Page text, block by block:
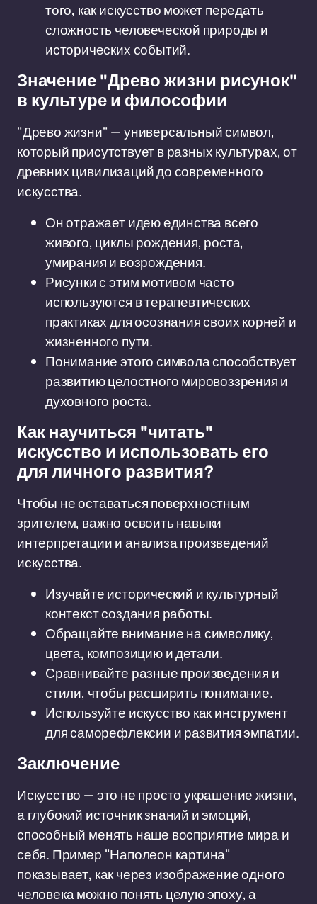
того, как искусство может передать
сложность человеческой природы и
исторических событий.
Значение "Древо жизни рисунок"
в культуре и философии
"Древо жизни" — универсальный символ,
который присутствует в разных культурах, от
древних цивилизаций до современного
искусства.
Он отражает идею единства всего
живого, циклы рождения, роста,
умирания и возрождения.
Рисунки с этим мотивом часто
используются в терапевтических
практиках для осознания своих корней и
жизненного пути.
Понимание этого символа способствует
развитию целостного мировоззрения и
духовного роста.
Как научиться "читать"
искусство и использовать его
для личного развития?
Чтобы не оставаться поверхностным
зрителем, важно освоить навыки
интерпретации и анализа произведений
искусства.
Изучайте исторический и культурный
контекст создания работы.
Обращайте внимание на символику,
цвета, композицию и детали.
Сравнивайте разные произведения и
стили, чтобы расширить понимание.
Используйте искусство как инструмент
для саморефлексии и развития эмпатии.
Заключение
Искусство — это не просто украшение жизни,
а глубокий источник знаний и эмоций,
способный менять наше восприятие мира и
себя. Пример "Наполеон картина"
показывает, как через изображение одного
человека можно понять целую эпоху, а